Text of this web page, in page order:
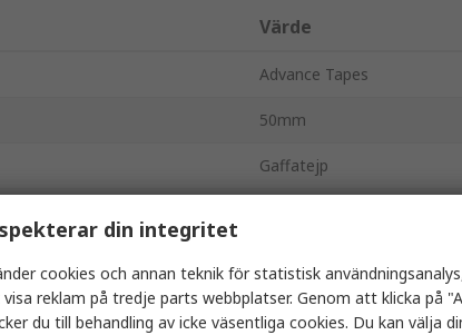
Värde
Advance Tapes
50mm
Gaffatejp
Vit
din integritet
cookies och annan teknik för statistisk
reklam på tredje parts webbplatser. Genom att klicka på
du till behandling av icke väsentliga cookies. Du kan välja